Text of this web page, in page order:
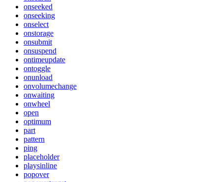
onseeked
onseeking
onselect
onstorage
onsubmit
onsuspend
ontimeupdate
ontoggle
onunload
onvolumechange
onwaiting
onwheel
open
optimum
part
pattern
ping
placeholder
playsinline
popover